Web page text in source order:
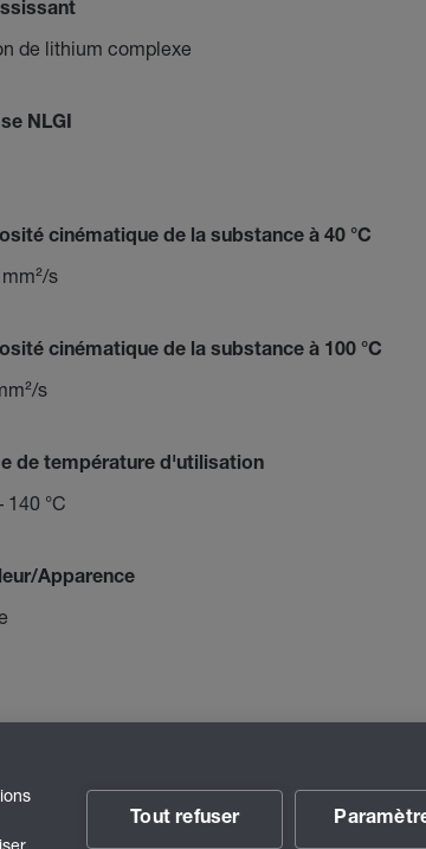
de lithium complexe
NLGI
cinématique de la substance à 40 °C
s
cinématique de la substance à 100 °C
s
de température d'utilisation
140 °C
Apparence
Tout refuser